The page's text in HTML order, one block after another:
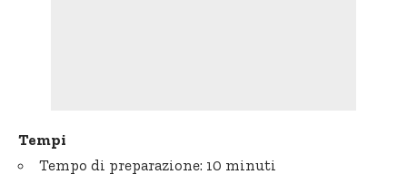
Tempi
Tempo di preparazione: 10 minuti